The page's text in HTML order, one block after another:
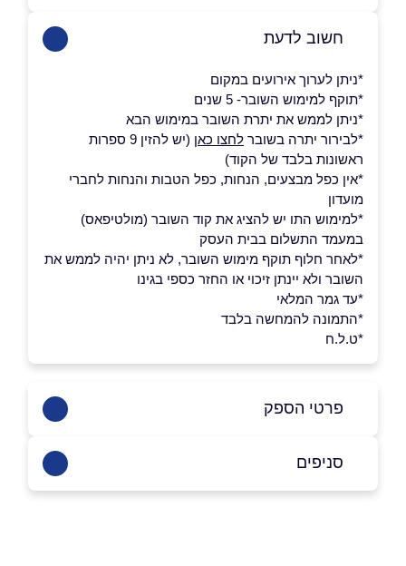
חשוב לדעת
*ניתן לערוך אירועים במקום
*תוקף למימוש השובר- 5 שנים
*ניתן לממש את יתרת השובר במימוש הבא
*לבירור יתרה בשובר לחצו כאן
(יש להזין 9 ספרות
ראשונות בלבד של הקוד)
*אין כפל מבצעים, הנחות, כפל הטבות והנחות לחברי
מועדון
*למימוש התו יש להציג את קוד השובר (מולטיפאס)
במעמד התשלום בבית העסק
*לאחר חלוף תוקף מימוש השובר, לא ניתן יהיה לממש את
השובר ולא יינתן זיכוי או החזר כספי בגינו
*עד גמר המלאי
*התמונה להמחשה בלבד
*ט.ל.ח
פרטי הספק
באתר בפייסבוק באינסטגרם
סניפים